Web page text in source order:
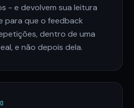
- e devolvem sua leitura
para que o feedback
dentro de uma
e não depois dela.